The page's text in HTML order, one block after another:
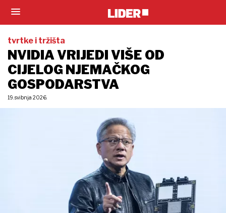
tvrtke i tržišta
NVIDIA VRIJEDI VIŠE OD
CIJELOG NJEMAČKOG
GOSPODARSTVA
19. svibnja 2026.